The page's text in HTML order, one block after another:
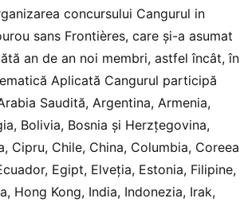
concursului Cangurul in
sans Frontières, care și-a asumat
an de an noi membri, astfel încât, în
Aplicată Cangurul participă
Saudită, Argentina, Armenia,
Bolivia, Bosnia și Herzțegovina,
Cipru, Chile, China, Columbia, Coreea
Egipt, Elveția, Estonia, Filipine,
Hong Kong, India, Indonezia, Irak,